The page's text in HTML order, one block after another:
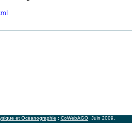
et Océanographie : CoWebAGO, Juin 2009.